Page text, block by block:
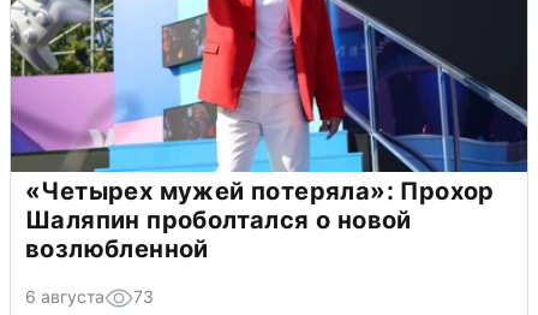
«Четырех мужей потеряла»: Прохор
Шаляпин проболтался о новой
возлюбленной
6 августа 73